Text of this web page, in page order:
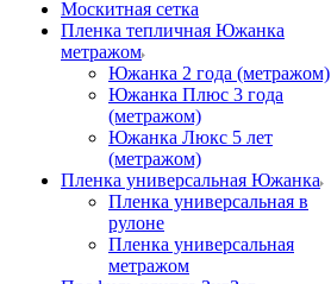
Москитная сетка
Пленка тепличная Южанка
метражом
Южанка 2 года (метражом)
Южанка Плюс 3 года
(метражом)
Южанка Люкс 5 лет
(метражом)
Пленка универсальная Южанка
Пленка универсальная в
рулоне
Пленка универсальная
метражом